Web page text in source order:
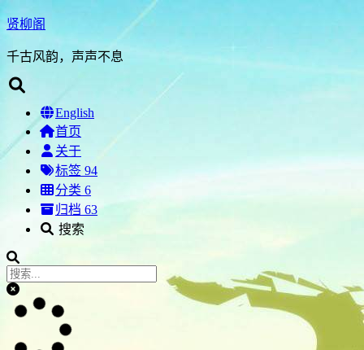
贤柳阁
千古风韵，声声不息
English
首页
关于
标签 94
分类 6
归档 63
搜索